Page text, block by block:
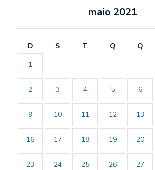
maio 2021
D S T Q Q
1
2 3 4 5 6
9 10 11 12 13
16 17 18 19 20
23 24 25 26 27